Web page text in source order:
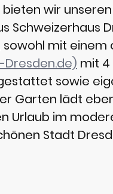
wir
Schweizerhaus
mit einem
mit 4
sowie
Garten lädt
Urlaub im
Stadt